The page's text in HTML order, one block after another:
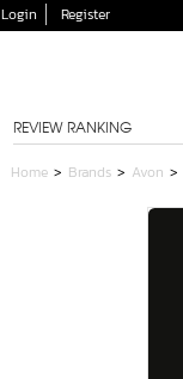
Login Register
REVIEW RANKING
Home > Brands > Avon >